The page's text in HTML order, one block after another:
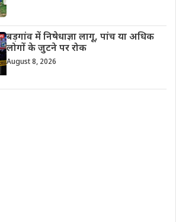
बड़गांव में निषेधाज्ञा लागू, पांच या अधिक
लोगों के जुटने पर रोक
August 8, 2026